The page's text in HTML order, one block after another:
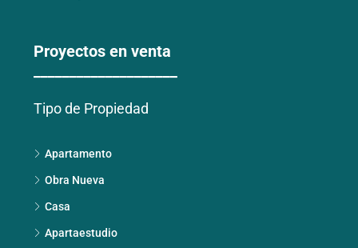
Proyectos en venta
Tipo de Propiedad
Apartamento
Obra Nueva
Casa
Apartaestudio